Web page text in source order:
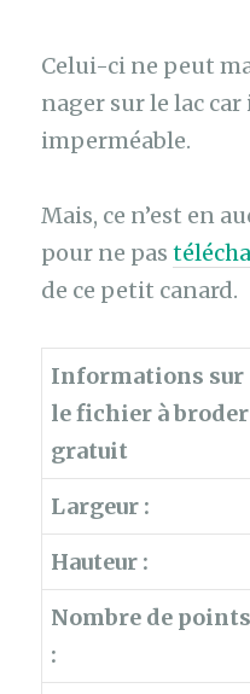
Celui-ci ne peut
nager sur le lac
imperméable.
Mais, ce n’est en
pour ne pas
de ce petit canard.
Informations sur
le fichier à broder
gratuit
Largeur :
Hauteur :
Nombre de points
: